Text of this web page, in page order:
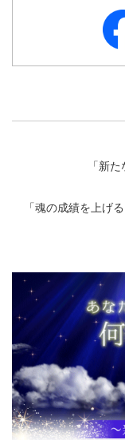
「新た
「魂の成績を上げ